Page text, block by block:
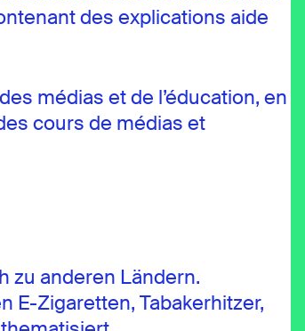
des explications aide
médias et de l’éducation, en
cours de médias et
zu anderen Ländern.
E-Zigaretten, Tabakerhitzer,